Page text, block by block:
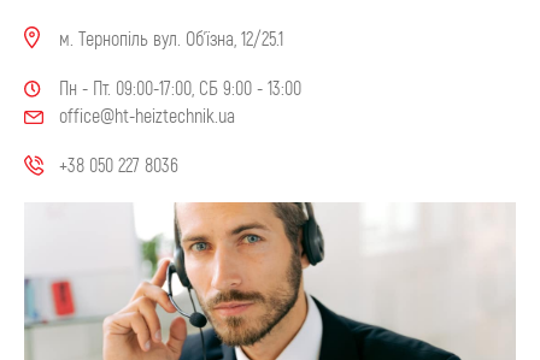
м. Тернопіль вул. Об'їзна, 12/25.1
Пн - Пт. 09:00-17:00, СБ 9:00 - 13:00
office@ht-heiztechnik.ua
+38 050 227 8036